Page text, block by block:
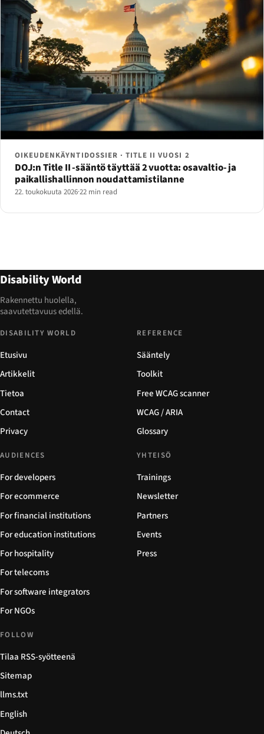
OIKEUDENKÄYNTIDOSSIER · TITLE II VUOSI 2
DOJ:n Title II -sääntö täyttää 2 vuotta: osavaltio- ja
paikallishallinnon noudattamistilanne
22. toukokuuta 2026·22 min read
Disability World
Rakennettu huolella,
saavutettavuus edellä.
DISABILITY WORLD
Etusivu
Artikkelit
Tietoa
Contact
Privacy
REFERENCE
Sääntely
Toolkit
Free WCAG scanner
WCAG / ARIA
Glossary
AUDIENCES
For developers
For ecommerce
For financial institutions
For education institutions
For hospitality
For telecoms
For software integrators
For NGOs
YHTEISÖ
Trainings
Newsletter
Partners
Events
Press
FOLLOW
Tilaa RSS-syötteenä
Sitemap
llms.txt
English